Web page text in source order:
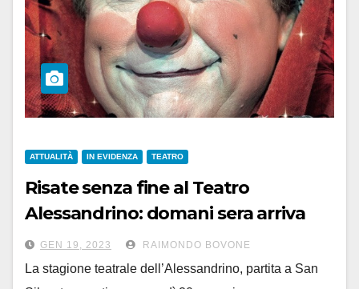
ATTUALITÀ IN EVIDENZA TEATRO
Risate senza fine al Teatro
Alessandrino: domani sera arriva
David Larible, il clown dei clown
GEN 19, 2023 RAIMONDO BOVONE
La stagione teatrale dell’Alessandrino, partita a San